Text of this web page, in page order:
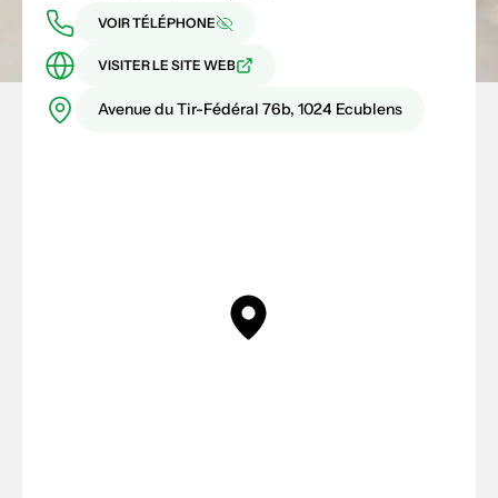
VOIR TÉLÉPHONE
VISITER LE SITE WEB
Avenue du Tir-Fédéral 76b, 1024 Ecublens